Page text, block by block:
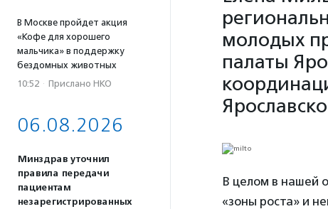
В Москве пройдет акция
«Кофе для хорошего
мальчика» в поддержку
бездомных животных
10:52 · Прислано НКО
06.08.2026
Минздрав уточнил
правила передачи
пациентам
незарегистрированных
молодых
палаты
В целом в нашей
«зоны роста» и